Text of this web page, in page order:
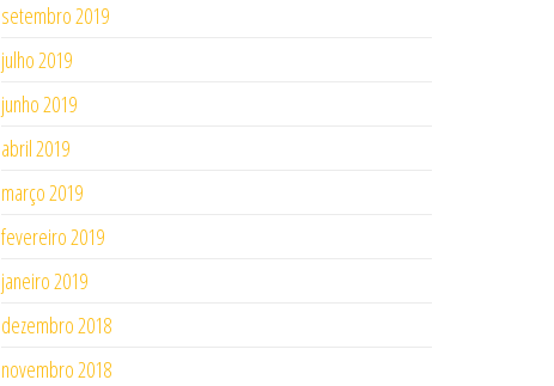
setembro 2019
julho 2019
junho 2019
abril 2019
março 2019
fevereiro 2019
janeiro 2019
dezembro 2018
novembro 2018